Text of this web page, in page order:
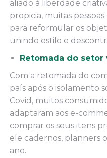
aliado à liberdade
propicia, muitas
para reformular os
unindo estilo e
Retomada do setor
Com a retomada do
país após o isolamento
Covid, muitos
adaptaram aos e-
comprar os seus itens
ele cadernos, planners
ano.